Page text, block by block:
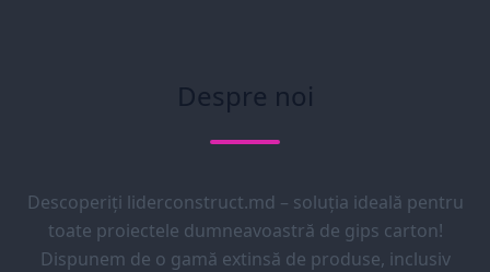
Despre noi
Descoperiți liderconstruct.md – soluția ideală pentru
toate proiectele dumneavoastră de gips carton!
Dispunem de o gamă extinsă de produse, inclusiv